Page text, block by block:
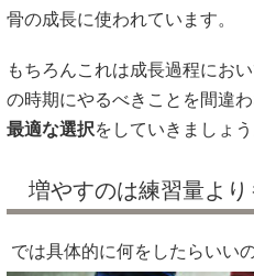
骨の成長に使われています。
もちろんこれは成長過程にお
の時期にやるべきことを間違
最適な選択をしていきましょう
増やすのは練習量よ
では具体的に何をしたらいい